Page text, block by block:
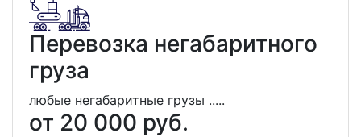
Перевозка негабаритного
груза
любые негабаритные грузы .....
от 20 000 руб.